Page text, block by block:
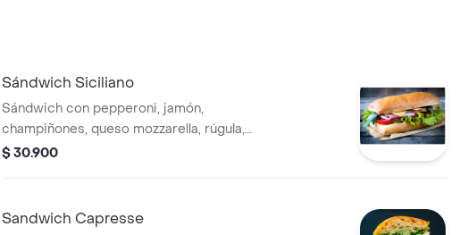
Sándwich Siciliano
Sándwich con pepperoni, jamón,
champiñones, queso mozzarella, rúgula,
tomate y salsa de la casa.
$ 30.900
Sandwich Capresse